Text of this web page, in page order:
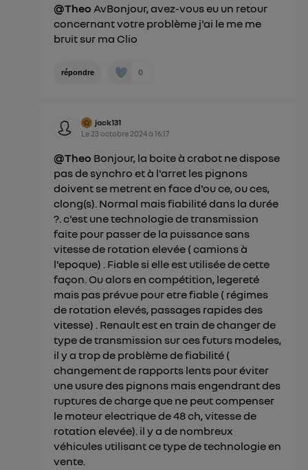
@Theo AvBonjour, avez-vous eu un retour
concernant votre problème j'ai le me me
bruit sur ma Clio
répondre 0
jack131
Le 23 octobre 2024à16:17
@Theo Bonjour, la boite à crabot ne dispose
pas de synchro et à l'arret les pignons
doivent se metrent en face d'ou ce, ou ces,
clong(s). Normal mais fiabilité dans la durée
?. c'est une technologie de transmission
faite pour passer de la puissance sans
vitesse de rotation elevée ( camions à
l'epoque) . Fiable si elle est utilisée de cette
façon. Ou alors en compétition, legereté
mais pas prévue pour etre fiable ( régimes
de rotation elevés, passages rapides des
vitesse) . Renault est en train de changer de
type de transmission sur ces futurs modeles,
il y a trop de problème de fiabilité (
changement de rapports lents pour éviter
une usure des pignons mais engendrant des
ruptures de charge que ne peut compenser
le moteur electrique de 48 ch, vitesse de
rotation elevée). il y a de nombreux
véhicules utilisant ce type de technologie en
vente.